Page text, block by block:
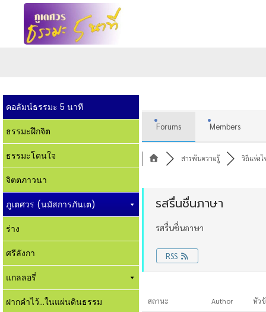
คอลัมน์ธรรมะ 5 นาที
ธรรมะฝึกจิต
ธรรมะโดนใจ
จิตตภาวนา
ภูเตศวร (นมัสการภันเต)
ร่าง
ศรีลังกา
แกลลอรี่
ฝากคำไว้...ในแผ่นดินธรรม
Forums Members
สารพันความรู้ วิถีแห่งไ
รสรื่นชื่นภาษา
รสรื่นชื่นภาษา
RSS
สถานะ Author หัว